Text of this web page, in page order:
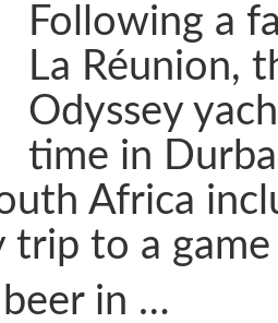
Following a
La Réunion,
Odyssey
time in
Africa
trip to a game
in …